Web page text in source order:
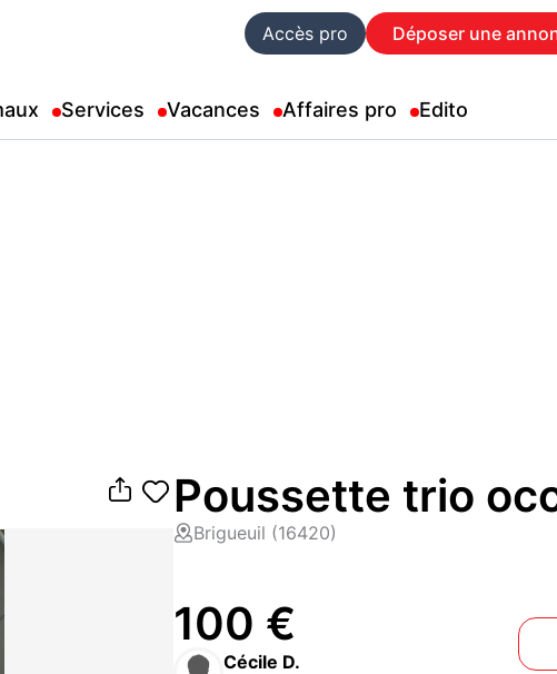
Accès pro Déposer une
Services Vacances Affaires pro Edito
Poussette trio
Brigueuil (16420)
100 €
Cécile D.